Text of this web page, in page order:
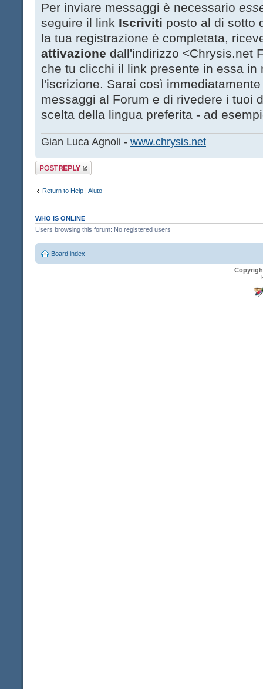
Per inviare messaggi è necessario
seguire il link Iscriviti posto al di sotto
la tua registrazione è completata,
attivazione dall'indirizzo <Chrysis.net
che tu clicchi il link presente in essa in
l'iscrizione. Sarai così
messaggi al Forum e di rivedere i tuoi
scelta della lingua preferita - ad
Gian Luca Agnoli - www.chrysis.net
Post a reply
Return to Help | Aiuto
WHO IS ONLINE
Users browsing this forum: No registered users
Board index